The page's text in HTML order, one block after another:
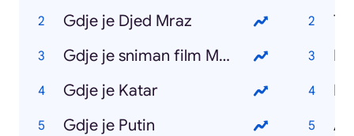
Gdje je Djed Mraz
Gdje je sniman film Maršal
Gdje je Katar
Gdje je Putin